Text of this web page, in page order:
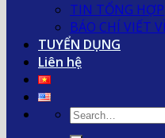
TIN TỔNG HỢP
BÁO CHÍ VIẾT
TUYỂN DỤNG
Liên hệ